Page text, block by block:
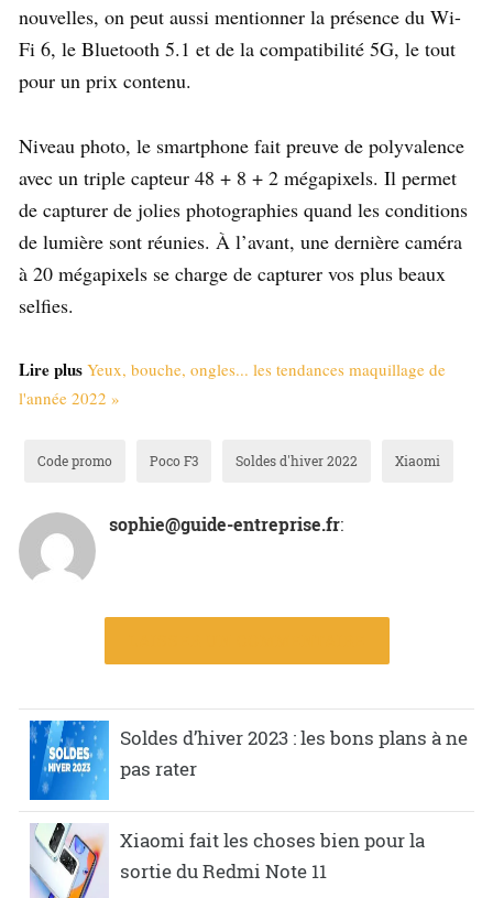
nouvelles, on peut aussi mentionner la présence du Wi-
Fi 6, le Bluetooth 5.1 et de la compatibilité 5G, le tout
pour un prix contenu.
Niveau photo, le smartphone fait preuve de polyvalence
avec un triple capteur 48 + 8 + 2 mégapixels. Il permet
de capturer de jolies photographies quand les conditions
de lumière sont réunies. À l’avant, une dernière caméra
à 20 mégapixels se charge de capturer vos plus beaux
selfies.
Lire plus Yeux, bouche, ongles... les tendances maquillage de
l'année 2022 »
Code promo Poco F3 Soldes d'hiver 2022 Xiaomi
sophie@guide-entreprise.fr:
Soldes d’hiver 2023 : les bons plans à ne
pas rater
Xiaomi fait les choses bien pour la
sortie du Redmi Note 11